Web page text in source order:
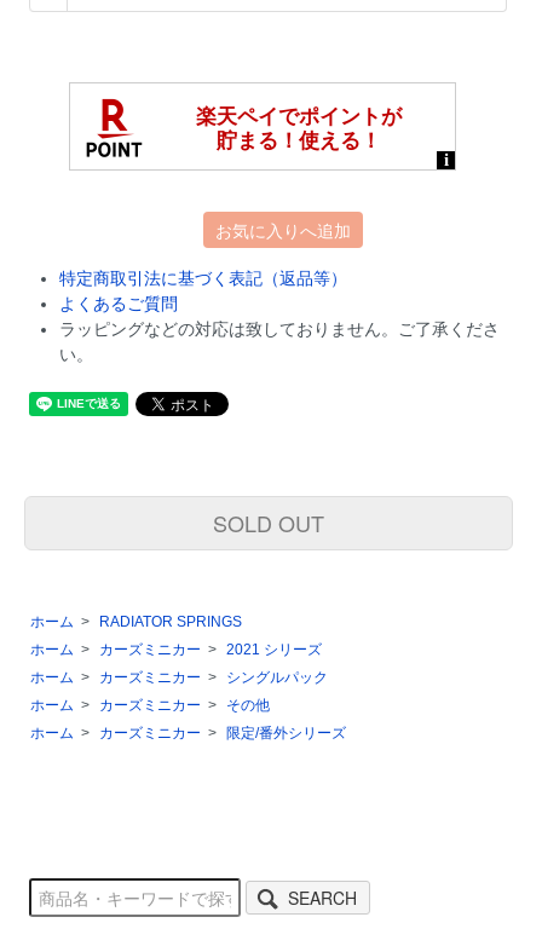
お気に入りへ追加
特定商取引法に基づく表記（返品等）
よくあるご質問
ラッピングなどの対応は致しておりません。ご了承くださ
い。
SOLD OUT
ホーム >
RADIATOR SPRINGS
ホーム > カーズミニカー > 2021 シリーズ
ホーム > カーズミニカー >
シングルパック
ホーム > カーズミニカー >
その他
ホーム > カーズミニカー > 限定/番外シリーズ
SEARCH